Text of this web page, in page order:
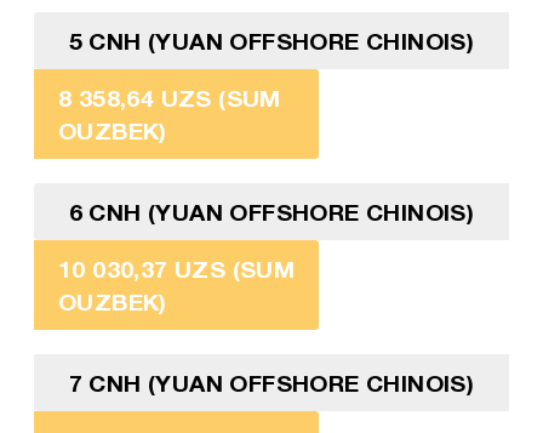
5 CNH (YUAN OFFSHORE CHINOIS)
8 358,64 UZS (SUM
OUZBEK)
6 CNH (YUAN OFFSHORE CHINOIS)
10 030,37 UZS (SUM
OUZBEK)
7 CNH (YUAN OFFSHORE CHINOIS)